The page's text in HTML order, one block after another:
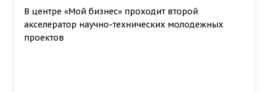
В центре «Мой бизнес» проходит второй
акселератор научно-технических молодежных
проектов